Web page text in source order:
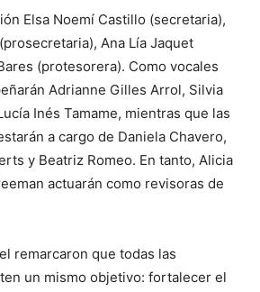
Elsa Noemí Castillo (secretaria),
Ana Lía Jaquet
(protesorera). Como vocales
Adrianne Gilles Arrol, Silvia
Inés Tamame, mientras que las
a cargo de Daniela Chavero,
y Beatriz Romeo. En tanto, Alicia
actuarán como revisoras de
remarcaron que todas las
un mismo objetivo: fortalecer el